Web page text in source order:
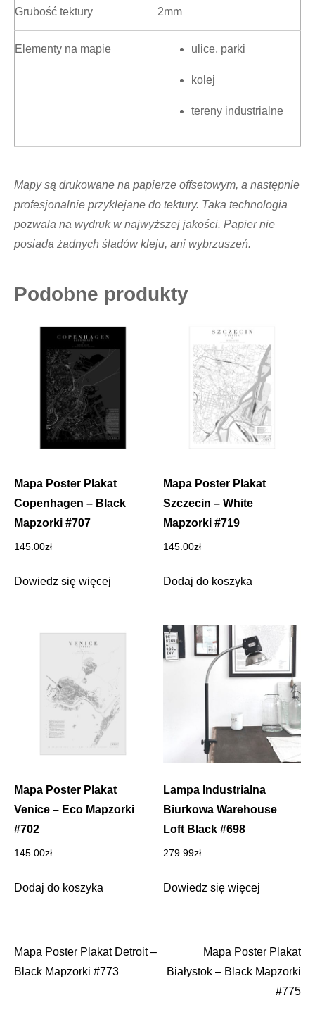
Grubość tektury 2mm
Elementy na mapie ulice, parki
kolej
tereny industrialne
Mapy są drukowane na papierze offsetowym, a następnie
profesjonalnie przyklejane do tektury. Taka technologia
pozwala na wydruk w najwyższej jakości. Papier nie
posiada żadnych śladów kleju, ani wybrzuszeń.
Podobne produkty
Mapa Poster Plakat
Copenhagen – Black
Mapzorki #707
145.00zł
Dowiedz się więcej
Mapa Poster Plakat
Szczecin – White
Mapzorki #719
145.00zł
Dodaj do koszyka
Mapa Poster Plakat
Venice – Eco Mapzorki
#702
145.00zł
Dodaj do koszyka
Lampa Industrialna
Biurkowa Warehouse
Loft Black #698
279.99zł
Dowiedz się więcej
Nawigacja
Mapa Poster Plakat Detroit –
Black Mapzorki #773
Mapa Poster Plakat
Białystok – Black Mapzorki
#775